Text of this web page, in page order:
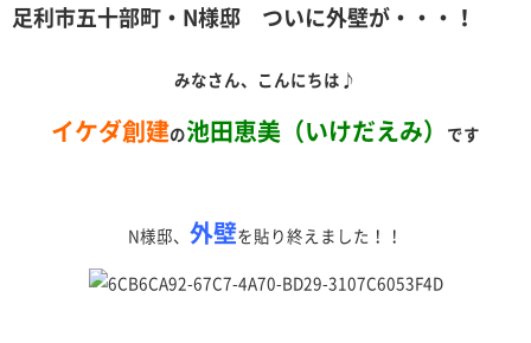
足利市五十部町・N様邸 ついに外壁が・・・！
みなさん、こんにちは ♪
イケダ創建の池田恵美（いけだえみ） です
N様邸、 外壁を貼り終えました！！